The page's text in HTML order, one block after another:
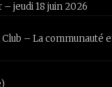
jeudi 18 juin 2026
Club – La communauté